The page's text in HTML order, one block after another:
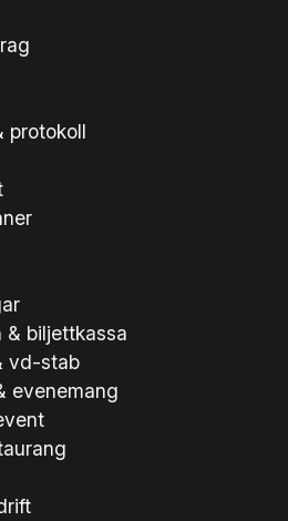
protokoll
& biljettkassa
vd-stab
evenemang